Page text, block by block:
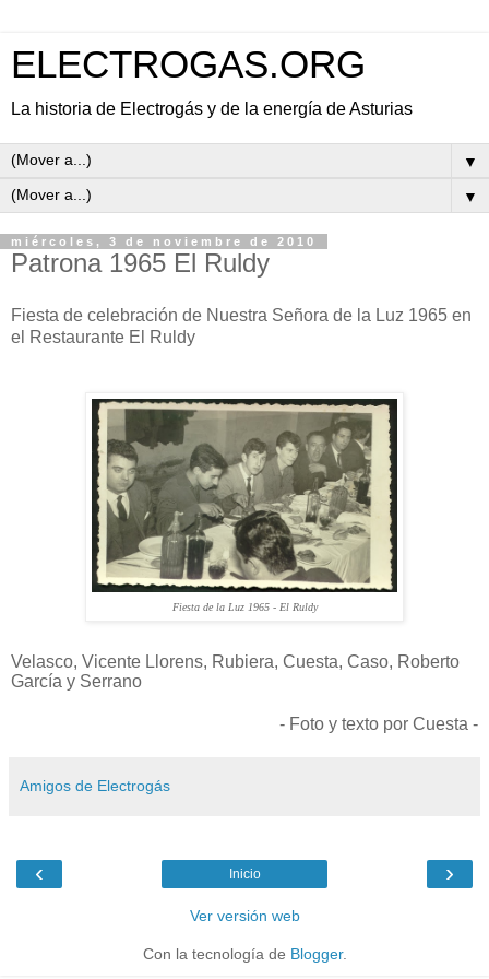
ELECTROGAS.ORG
La historia de Electrogás y de la energía de Asturias
▼
▼
miércoles, 3 de noviembre de 2010
Patrona 1965 El Ruldy
Fiesta de celebración de Nuestra Señora de la Luz 1965 en
el Restaurante El Ruldy
Fiesta de la Luz 1965 - El Ruldy
Velasco, Vicente Llorens, Rubiera, Cuesta, Caso, Roberto
García y Serrano
- Foto y texto por Cuesta -
Amigos de Electrogás
‹ ›
Inicio
Ver versión web
Con la tecnología de Blogger.